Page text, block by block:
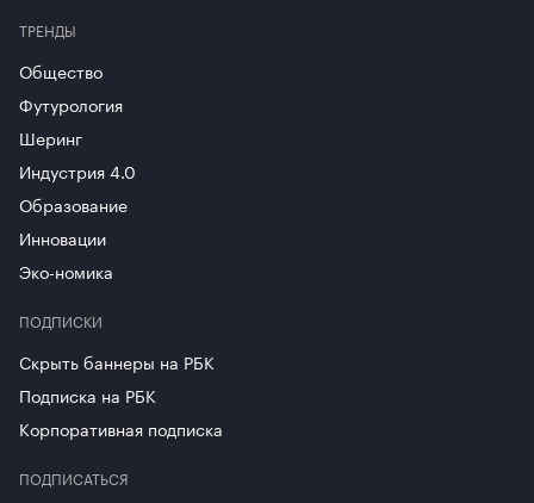
ТРЕНДЫ
Общество
Футурология
Шеринг
Индустрия 4.0
Образование
Инновации
Эко-номика
ПОДПИСКИ
Скрыть баннеры на РБК
Подписка на РБК
Корпоративная подписка
ПОДПИСАТЬСЯ